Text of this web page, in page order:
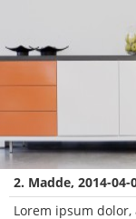
2. Madde, 2014-04-
Lorem ipsum